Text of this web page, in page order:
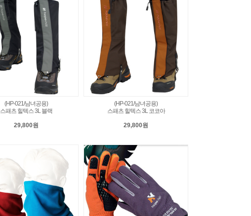
(HP-021/남녀공용)
스패츠 힐텍스 3L 블랙
29,800원
(HP-021/남녀공용)
스패츠 힐텍스 3L 코코아
29,800원